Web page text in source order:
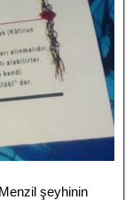
şeyhinin